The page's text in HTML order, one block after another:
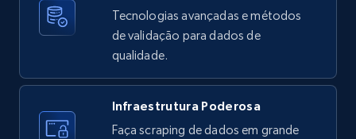
URL, Product id, Listing inventory id, Title, Rating,
Reviews count shop, Reviews count item, Initial
price, and more.
1.9K+ 323+ Comece grátis
Tecnologias avançadas e métodos
de validação para dados de
qualidade.
Infraestrutura Poderosa
Faça scraping de dados em grande